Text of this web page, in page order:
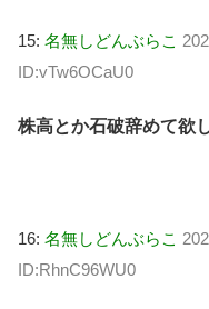
15: 名無しどんぶらこ
ID:vTw6OCaU0
株高とか石破辞めて欲
16: 名無しどんぶらこ
ID:RhnC96WU0